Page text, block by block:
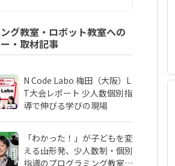
グ教室・ロボット教室への
・取材記事
N Code Labo 梅田（大阪）L
T大会レポート 少人数個別指
導で伸びる学びの現場
「わかった！」が子どもを変
える――山形発、少人数制・個別
指導のプログラミング教室